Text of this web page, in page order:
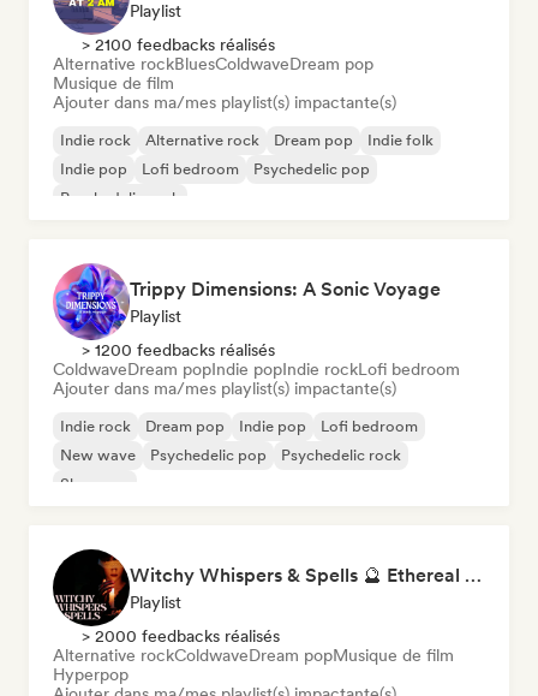
Playlist
> 2100 feedbacks réalisés
Alternative rockBluesColdwaveDream pop
Musique de film
Ajouter dans ma/mes playlist(s) impactante(s)
Indie rock Alternative rock Dream pop
Indie folk
Indie pop
Lofi bedroom
Psychedelic pop
Psychedelic rock
Trippy Dimensions: A Sonic Voyage
Playlist
> 1200 feedbacks réalisés
ColdwaveDream popIndie popIndie rockLofi bedroom
Ajouter dans ma/mes playlist(s) impactante(s)
Indie rock Dream pop Indie pop
Lofi bedroom
New wave
Psychedelic pop
Psychedelic rock
Shoegaze
Witchy Whispers & Spells 🔮 Ethereal Art Pop & Dream Pop
Playlist
> 2000 feedbacks réalisés
Alternative rockColdwaveDream popMusique de film
Hyperpop